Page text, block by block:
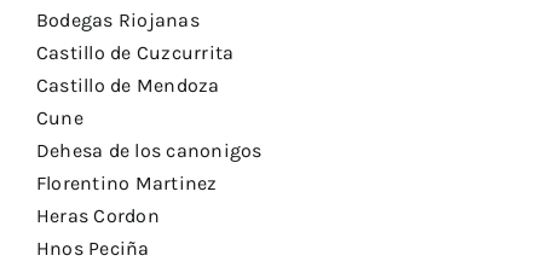
Bodegas Riojanas
Castillo de Cuzcurrita
Castillo de Mendoza
Cune
Dehesa de los canonigos
Florentino Martinez
Heras Cordon
Hnos Peciña